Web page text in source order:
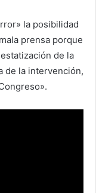
la posibilidad
prensa porque
de la
de la intervención,